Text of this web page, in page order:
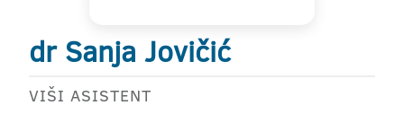
dr Sanja Jovičić
VIŠI ASISTENT